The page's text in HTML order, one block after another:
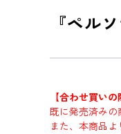
『ペル
【合わせ買いの
既に発売済みの
また、本商品